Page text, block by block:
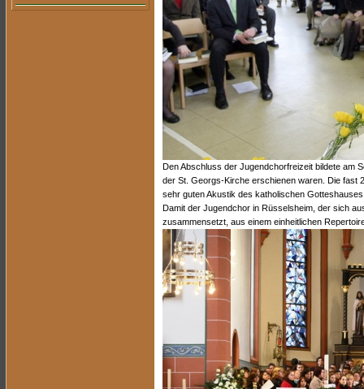
Den Abschluss der Jugendchorfreizeit bildete am
der St. Georgs-Kirche erschienen waren. Die fast
sehr guten Akustik des katholischen
Damit der Jugendchor in Rüsselsheim, der sich
zusammensetzt, aus einem einheitlichen